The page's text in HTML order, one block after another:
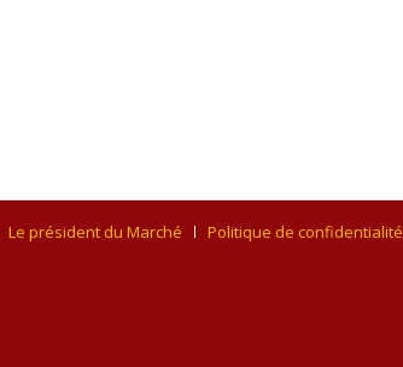
Le président du Marché Politique de confidentialité